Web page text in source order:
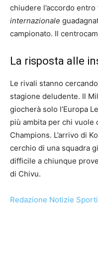
chiudere l’accordo
internazionale
campionato. Il
La risposta alle
Le rivali stanno
stagione deludente. Il
giocherà solo l’Europa
più ambita per chi vuole
Champions. L’arrivo di
cerchio di una squadra
difficile a chiunque
di Chivu.
Redazione Notizie